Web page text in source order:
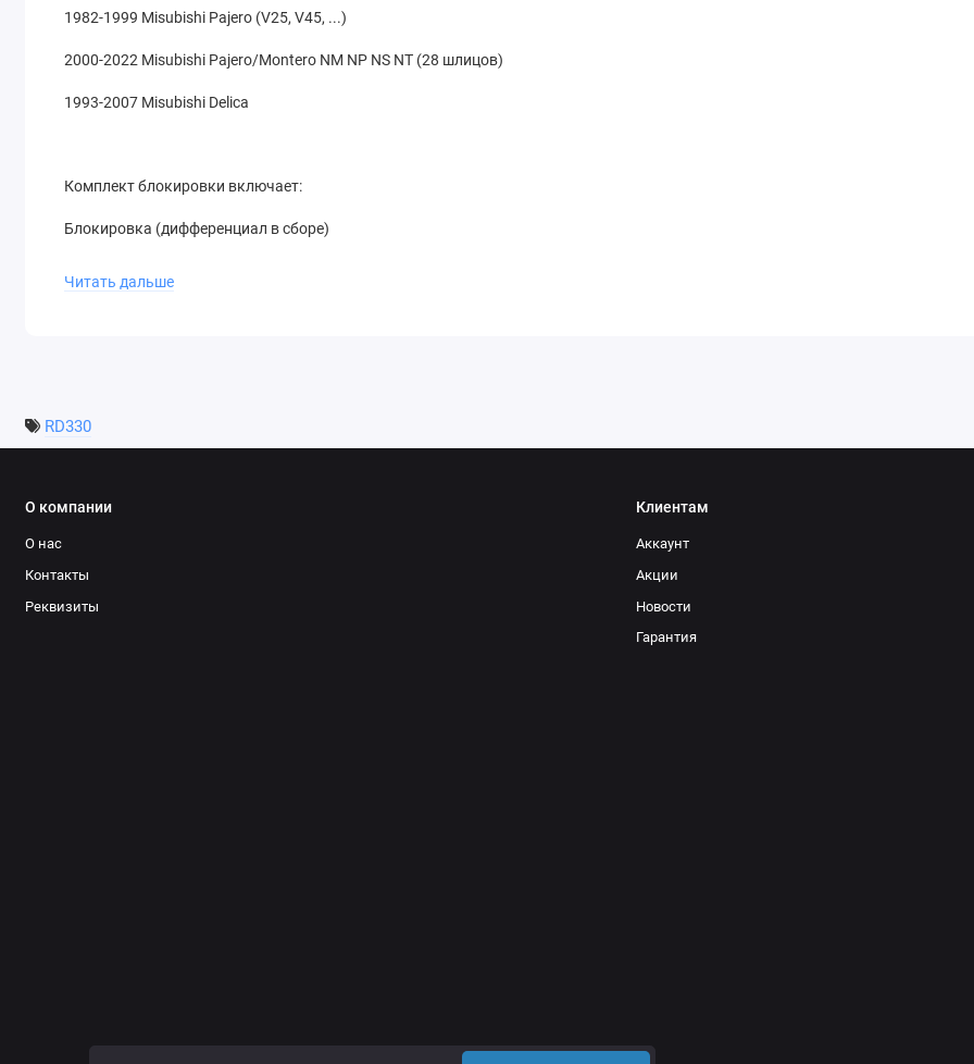
1982-1999 Misubishi Pajero (V25, V45, ...)
2000-2022 Misubishi Pajero/Montero NM NP NS NT (28 шлицов)
1993-2007 Misubishi Delica
Комплект блокировки включает:
Блокировка (дифференциал в сборе)
Читать дальше
RD330
О компании
О нас
Контакты
Реквизиты
Клиентам
Аккаунт
Акции
Новости
Гарантия